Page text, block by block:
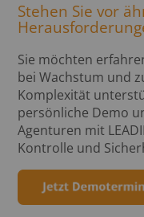
Stehen Sie vor
Sie möchten
bei Wachstum und
Komplexität
persönliche Demo
Agenturen mit
Kontrolle und